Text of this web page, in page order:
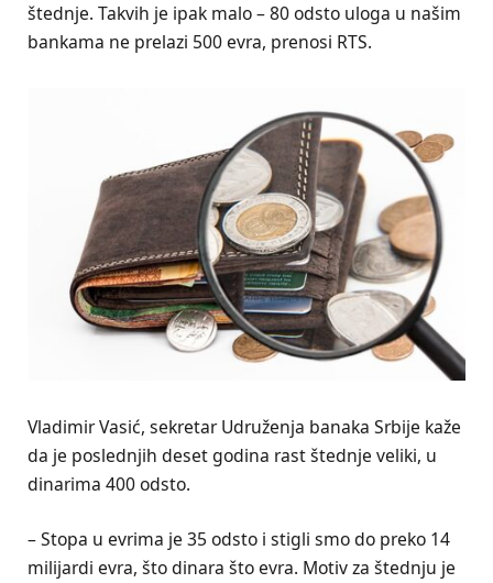
štednje. Takvih je ipak malo – 80 odsto uloga u našim
bankama ne prelazi 500 evra, prenosi RTS.
Vladimir Vasić, sekretar Udruženja banaka Srbije kaže
da je poslednjih deset godina rast štednje veliki, u
dinarima 400 odsto.
– Stopa u evrima je 35 odsto i stigli smo do preko 14
milijardi evra, što dinara što evra. Motiv za štednju je